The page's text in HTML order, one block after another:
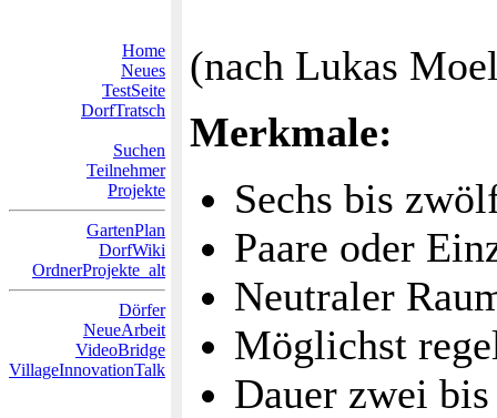
Home
Neues
TestSeite
DorfTratsch
Suchen
Teilnehmer
Projekte
GartenPlan
DorfWiki
OrdnerProjekte_alt
Dörfer
NeueArbeit
VideoBridge
VillageInnovationTalk
(nach Lukas
Merkmale:
Sechs bis
Paare oder
Neutraler
Möglichst
Dauer zwei